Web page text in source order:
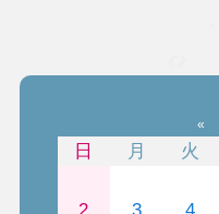
«
日 月 火